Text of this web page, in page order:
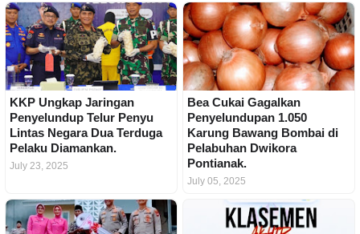
KKP Ungkap Jaringan
Penyelundup Telur Penyu
Lintas Negara Dua Terduga
Pelaku Diamankan.
July 23, 2025
Bea Cukai Gagalkan
Penyelundupan 1.050
Karung Bawang Bombai di
Pelabuhan Dwikora
Pontianak.
July 05, 2025